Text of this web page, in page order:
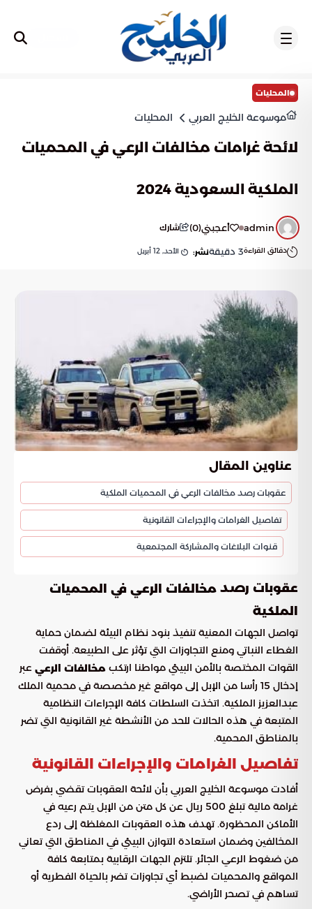
المحليات
موسوعة الخليج العربي المحليات
لائحة غرامات مخالفات الرعي في المحميات
الملكية السعودية 2024
admin أعجبني(
0
) شارك
دقائق القراءة3 دقيقةنشر: الأحد, 12 أبريل
عناوين المقال
عقوبات رصد مخالفات الرعي في المحميات الملكية
تفاصيل الغرامات والإجراءات القانونية
قنوات البلاغات والمشاركة المجتمعية
عقوبات رصد مخالفات الرعي في المحميات
الملكية
تواصل الجهات المعنية تنفيذ بنود نظام البيئة لضمان حماية
الغطاء النباتي ومنع التجاوزات التي تؤثر على الطبيعة. أوقفت
القوات المختصة بالأمن البيئي مواطنا ارتكب مخالفات الرعي عبر
إدخال 15 رأسا من الإبل إلى مواقع غير مخصصة في محمية الملك
عبدالعزيز الملكية. اتخذت السلطات كافة الإجراءات النظامية
المتبعة في هذه الحالات للحد من الأنشطة غير القانونية التي تضر
بالمناطق المحمية.
تفاصيل الغرامات والإجراءات القانونية
أفادت موسوعة الخليج العربي بأن لائحة العقوبات تقضي بفرض
غرامة مالية تبلغ 500 ريال عن كل متن من الإبل يتم رعيه في
الأماكن المحظورة. تهدف هذه العقوبات المغلظة إلى ردع
المخالفين وضمان استعادة التوازن البيئي في المناطق التي تعاني
من ضغوط الرعي الجائر. تلتزم الجهات الرقابية بمتابعة كافة
المواقع والمحميات لضبط أي تجاوزات تضر بالحياة الفطرية أو
تساهم في تصحر الأراضي.